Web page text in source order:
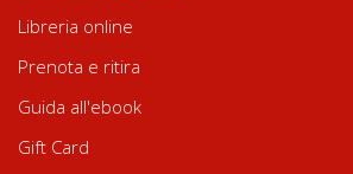
Libreria online
Prenota e ritira
Guida all'ebook
Gift Card